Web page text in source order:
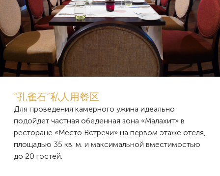
“孔雀石”私人用餐区
Для проведения камерного ужина идеально
подойдет частная обеденная зона «Малахит» в
ресторане «Место Встречи» на первом этаже отеля,
площадью 35 кв. м. и максимальной вместимостью
до 20 гостей.